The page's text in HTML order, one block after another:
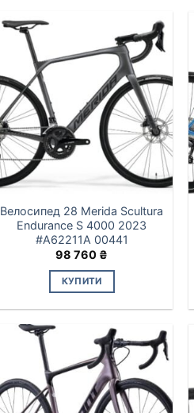
Велосипед 28 Merida Scultura
Endurance S 4000 2023
#A62211A 00441
98 760 ₴
КУПИТИ